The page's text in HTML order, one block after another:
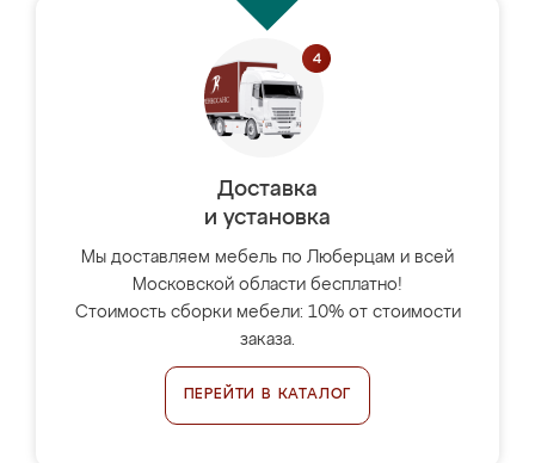
Доставка
и установка
Мы доставляем мебель по Люберцам и всей
Московской области бесплатно!
Стоимость сборки мебели: 10% от стоимости
заказа.
ПЕРЕЙТИ В КАТАЛОГ